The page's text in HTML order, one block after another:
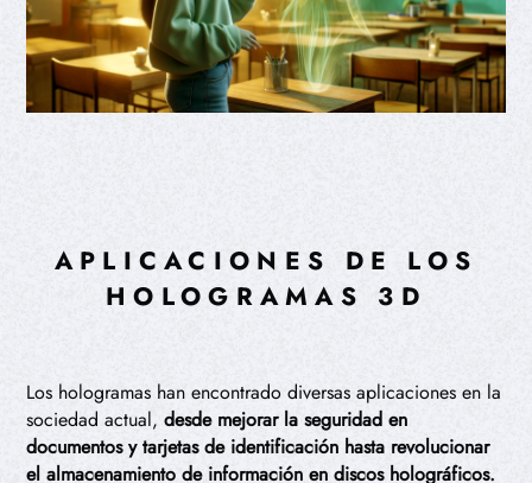
APLICACIONES DE LOS
HOLOGRAMAS 3D
Los hologramas han encontrado diversas aplicaciones en la
sociedad actual,desde mejorar la seguridad en
documentos y tarjetas de identificación hasta revolucionar
el almacenamiento de información en discos holográficos.